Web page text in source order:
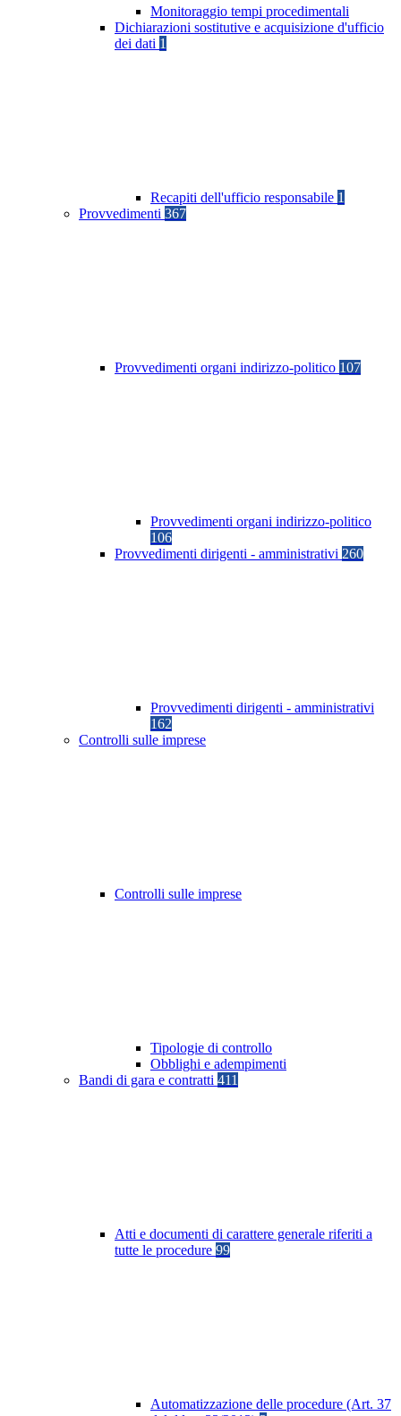
Monitoraggio tempi procedimentali
Dichiarazioni sostitutive e acquisizione d'ufficio
dei dati 1
Recapiti dell'ufficio responsabile 1
Provvedimenti 367
Provvedimenti organi indirizzo-politico 107
Provvedimenti organi indirizzo-politico
106
Provvedimenti dirigenti - amministrativi 260
Provvedimenti dirigenti - amministrativi
162
Controlli sulle imprese
Controlli sulle imprese
Tipologie di controllo
Obblighi e adempimenti
Bandi di gara e contratti 411
Atti e documenti di carattere generale riferiti a
tutte le procedure 99
Automatizzazione delle procedure (Art. 37